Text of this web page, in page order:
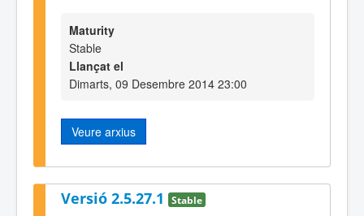
Maturity
Stable
Llançat el
Dimarts, 09 Desembre 2014 23:00
Veure arxius
Versió 2.5.27.1 Stable